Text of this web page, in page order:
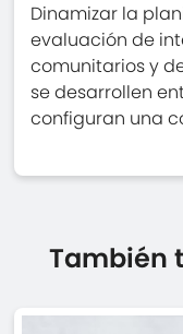
Dinamizar la
evaluación de
comunitarios y
se desarrollen
configuran una
También